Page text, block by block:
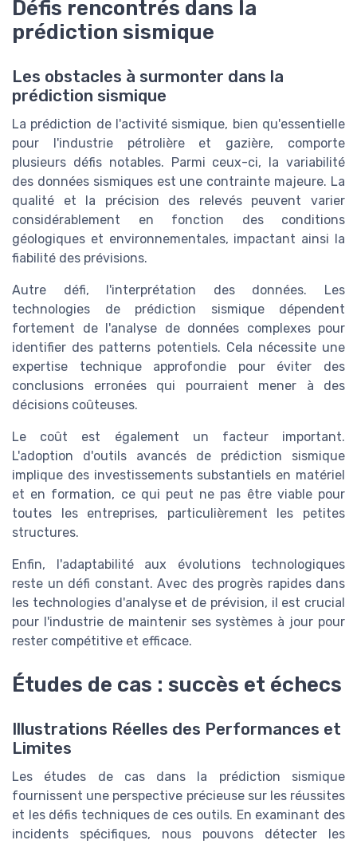
Défis rencontrés dans la
prédiction sismique
Les obstacles à surmonter dans la
prédiction sismique
La prédiction de l'activité sismique, bien qu'essentielle
pour l'industrie pétrolière et gazière, comporte
plusieurs défis notables. Parmi ceux-ci, la variabilité
des données sismiques est une contrainte majeure. La
qualité et la précision des relevés peuvent varier
considérablement en fonction des conditions
géologiques et environnementales, impactant ainsi la
fiabilité des prévisions.
Autre défi, l'interprétation des données. Les
technologies de prédiction sismique dépendent
fortement de l'analyse de données complexes pour
identifier des patterns potentiels. Cela nécessite une
expertise technique approfondie pour éviter des
conclusions erronées qui pourraient mener à des
décisions coûteuses.
Le coût est également un facteur important.
L'adoption d'outils avancés de prédiction sismique
implique des investissements substantiels en matériel
et en formation, ce qui peut ne pas être viable pour
toutes les entreprises, particulièrement les petites
structures.
Enfin, l'adaptabilité aux évolutions technologiques
reste un défi constant. Avec des progrès rapides dans
les technologies d'analyse et de prévision, il est crucial
pour l'industrie de maintenir ses systèmes à jour pour
rester compétitive et efficace.
Études de cas : succès et échecs
Illustrations Réelles des Performances et
Limites
Les études de cas dans la prédiction sismique
fournissent une perspective précieuse sur les réussites
et les défis techniques de ces outils. En examinant des
incidents spécifiques, nous pouvons détecter les